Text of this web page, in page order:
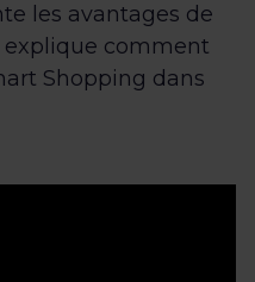
les avantages de
explique comment
Shopping dans